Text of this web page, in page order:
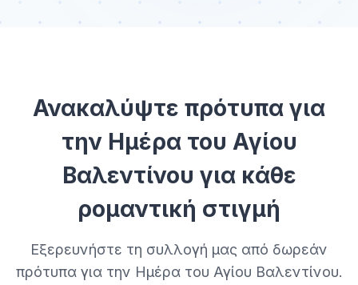
Ανακαλύψτε πρότυπα για
την Ημέρα του Αγίου
Βαλεντίνου για κάθε
ρομαντική στιγμή
Εξερευνήστε τη συλλογή μας από δωρεάν
πρότυπα για την Ημέρα του Αγίου Βαλεντίνου.